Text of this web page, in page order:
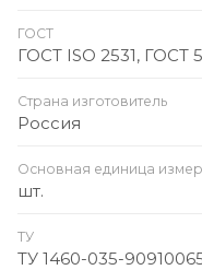
ГОСТ
ГОСТ ISO 2531, ГОСТ
Страна изготовитель
Россия
Основная единица
шт.
ТУ
ТУ 1460-035-